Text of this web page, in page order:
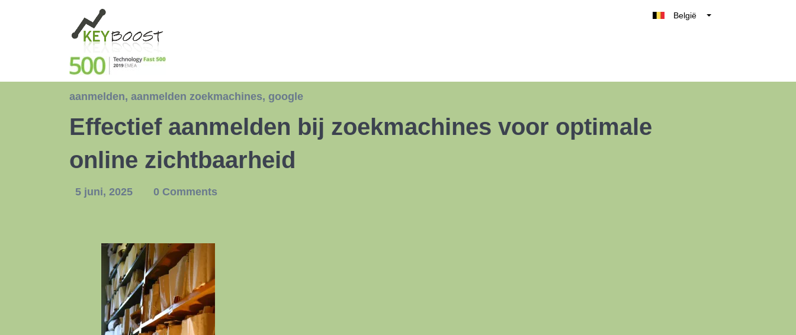
België
aanmelden, aanmelden zoekmachines, google
Effectief aanmelden bij zoekmachines voor optimale
online zichtbaarheid
5 juni, 2025 0 Comments